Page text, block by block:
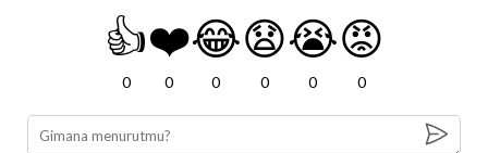
👍
0
❤️
0
😂
0
😧
0
😭
0
😡
0